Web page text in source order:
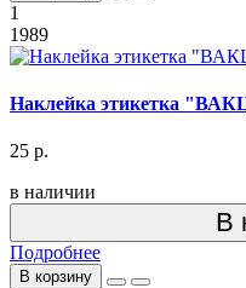
1
1989
Наклейка этикетка
25 р.
в наличии
В
Подробнее
В корзину